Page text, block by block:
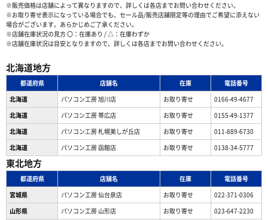
※販売価格は店舗によって異なりますので、詳しくは各店までお問い合わせください。
※お取り寄せ表示になっている場合でも、セール品/販売店舗限定等の理由でご希望に添えない
場合がございます。あらかじめご了承ください。
※店舗在庫状況の見方 〇：在庫あり / △：在庫わずか
※店舗在庫状況は目安となりますので、詳しくは各店までお問い合わせください。
北海道地方
都道府県 店舗名 在庫
電話番号
北海道
パソコン工房 旭川店 お取り寄せ
0166-49-4677
北海道
パソコン工房 帯広店 お取り寄せ
0155-49-1377
北海道
パソコン⼯房 札幌美しが丘店 お取り寄せ
011-889-6730
北海道
パソコン工房 函館店 お取り寄せ 0138-34-5777
東北地方
都道府県 店舗名 在庫
電話番号
宮城県
パソコン工房 仙台泉店 お取り寄せ
022-371-0306
山形県
パソコン工房 山形店 お取り寄せ
023-647-2230